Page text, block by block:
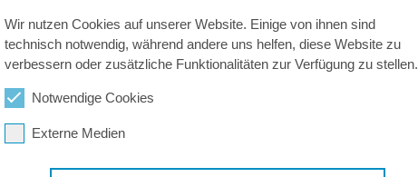
Wir nutzen Cookies auf unserer Website. Einige von ihnen sind
technisch notwendig, während andere uns helfen, diese Website zu
verbessern oder zusätzliche Funktionalitäten zur Verfügung zu stellen.
Notwendige Cookies
Externe Medien